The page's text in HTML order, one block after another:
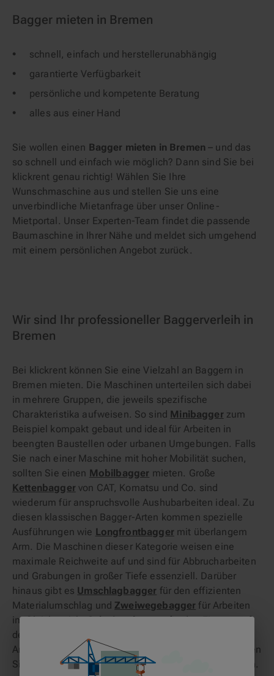
Bagger mieten in Bremen
schnell, einfach und herstellerunabhängig
garantierte Verfügbarkeit
persönliche und kompetente Beratung
alles aus einer Hand
Sie wollen einen Bagger mieten in Bremen – und das
so schnell und einfach wie möglich? Dann sind Sie bei
klickrent genau richtig! Wählen Sie Ihre
Wunschmaschine aus und stellen Sie uns eine
unverbindliche Mietanfrage über unser Online-
Mietportal. Unser Experten-Team findet die passende
Baumaschine in Ihrer Nähe und meldet sich umgehend
mit einem persönlichen Angebot zurück.
Wir sind Ihr professioneller Baggerverleih in
Bremen
Bei klickrent können Sie eine Vielzahl an Baggern in
Bremen mieten. Die Maschinen unterteilen sich dabei
in mehrere Gruppen, die jeweils spezifische
Charakteristika aufweisen. So sind Minibagger zum
Beispiel kompakt gebaut und ideal für Arbeiten in
beengten Baustellen oder urbanen Umgebungen. Falls
Sie nach einer Maschine mit hoher Mobilität suchen,
sollten Sie einen Mobilbagger mieten. Große
Kettenbagger von CAT, Komatsu und Co. sind
wiederum für anspruchsvolle Aushubarbeiten ideal. Zu
diesen klassischen Bagger-Arten kommen spezielle
Ausführungen wie Longfrontbagger mit überlangem
Arm. Die Maschinen dieser Kategorie weisen eine
maximale Reichweite auf und sind für Abbrucharbeiten
und Grabungen in großer Tiefe essenziell. Darüber
hinaus gibt es Umschlagbagger für den effizienten
Materialumschlag und Zweiwegebagger für Arbeiten
im Gleisbereich.Schwimmbaggerfür den Einsatz auf
dem Wasser komplettieren die verfügbaren Bagger-
Arten. Jeden der vorgenannten Maschinentypen können
Sie über unser klickrent-Portal zum Vorteilspreis leihen.